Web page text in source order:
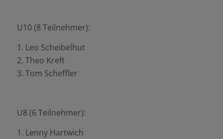
U10 (8 Teilnehmer):
1. Leo Scheibelhut
2. Theo Kreft
3. Tom Scheffler
U8 (6 Teilnehmer):
1. Lenny Hartwich